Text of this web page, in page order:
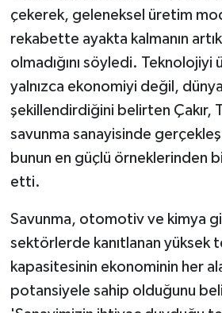
çekerek, geleneksel üretim
rekabette ayakta kalmanın
olmadığını söyledi. Teknolojiyi
yalnızca ekonomiyi değil,
şekillendirdiğini belirten Çakır,
savunma sanayisinde
bunun en güçlü örneklerinden
etti.
Savunma, otomotiv ve kimya
sektörlerde kanıtlanan yüksek
kapasitesinin ekonominin her
potansiyele sahip olduğunu